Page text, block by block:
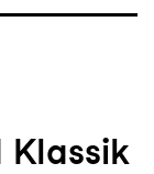
Klassik